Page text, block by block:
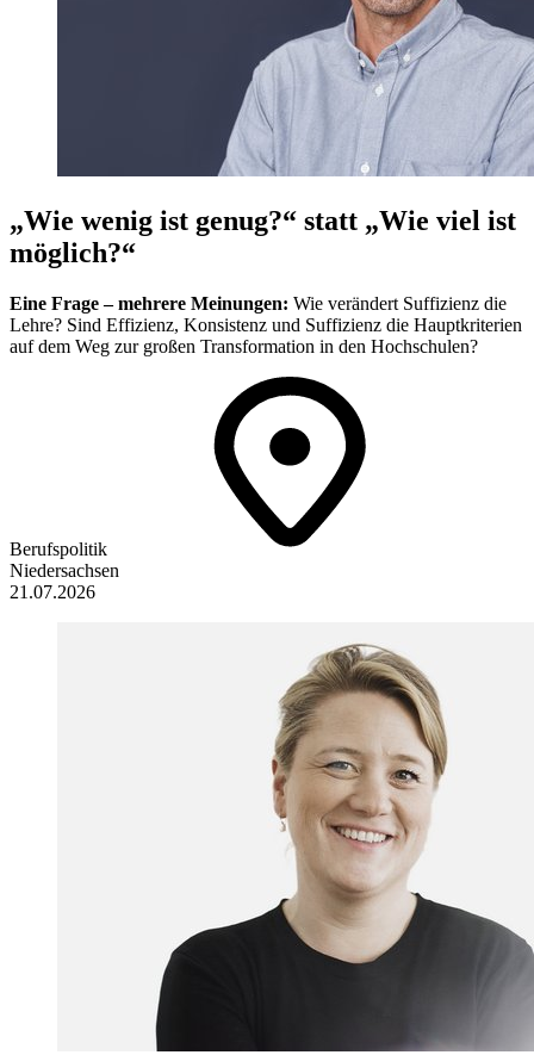
„Wie wenig ist genug?“ statt „Wie viel ist
möglich?“
Eine Frage – mehrere Meinungen: Wie verändert Suffizienz die
Lehre? Sind Effizienz, Konsistenz und Suffizienz die Hauptkriterien
auf dem Weg zur großen Transformation in den Hochschulen?
Berufspolitik
Niedersachsen
21.07.2026